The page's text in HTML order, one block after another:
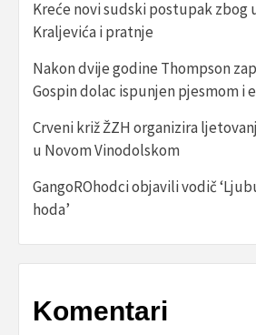
Kreće novi sudski postupak zbog
Kraljevića i pratnje
Nakon dvije godine Thompson
Gospin dolac ispunjen pjesmom i
Crveni križ ŽZH organizira
u Novom Vinodolskom
GangoROhodci objavili vodič
hoda’
Komentari